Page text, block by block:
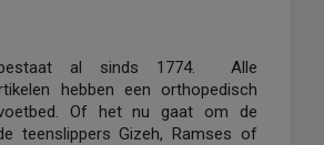
bestaat al sinds 1774. Alle
hebben een orthopedisch
Of het nu gaat om de
teenslippers Gizeh, Ramses of